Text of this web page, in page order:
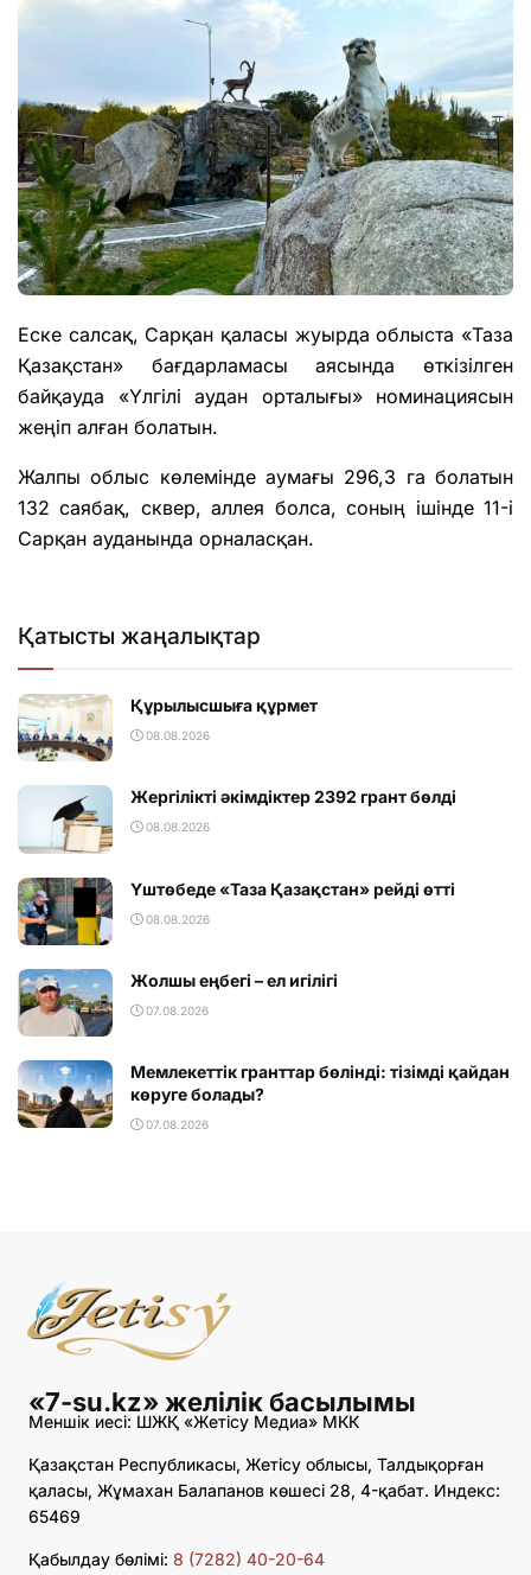
Еске салсақ, Сарқан қаласы жуырда облыста «Таза
Қазақстан» бағдарламасы аясында өткізілген
байқауда «Үлгілі аудан орталығы» номинациясын
жеңіп алған болатын.
Жалпы облыс көлемінде аумағы 296,3 га болатын
132 саябақ, сквер, аллея болса, соның ішінде 11-і
Сарқан ауданында орналасқан.
Қатысты жаңалықтар
Құрылысшыға құрмет
08.08.2026
Жергілікті әкімдіктер 2392 грант бөлді
08.08.2026
Үштөбеде «Таза Қазақстан» рейді өтті
08.08.2026
Жолшы еңбегі – ел игілігі
07.08.2026
Мемлекеттік гранттар бөлінді: тізімді қайдан
көруге болады?
07.08.2026
«7-su.kz» желілік басылымы
Меншік иесі: ШЖҚ «Жетісу Медиа» МКК
Қазақстан Республикасы, Жетісу облысы, Талдықорған
қаласы, Жұмахан Балапанов көшесі 28, 4-қабат. Индекс:
65469
Қабылдау бөлімі: 8 (7282) 40-20-64